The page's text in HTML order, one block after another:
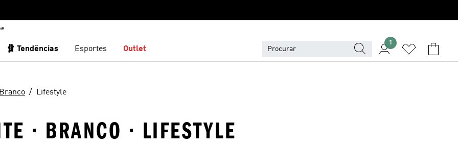
🩰 Tendências Esportes Outlet
1
Branco Lifestyle
· BRANCO · LIFESTYLE